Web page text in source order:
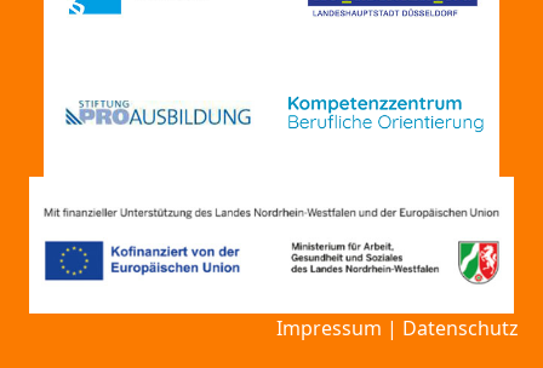
Impressum | Datenschutz